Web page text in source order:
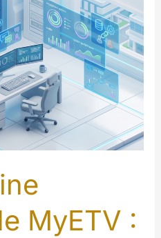
MyETV :